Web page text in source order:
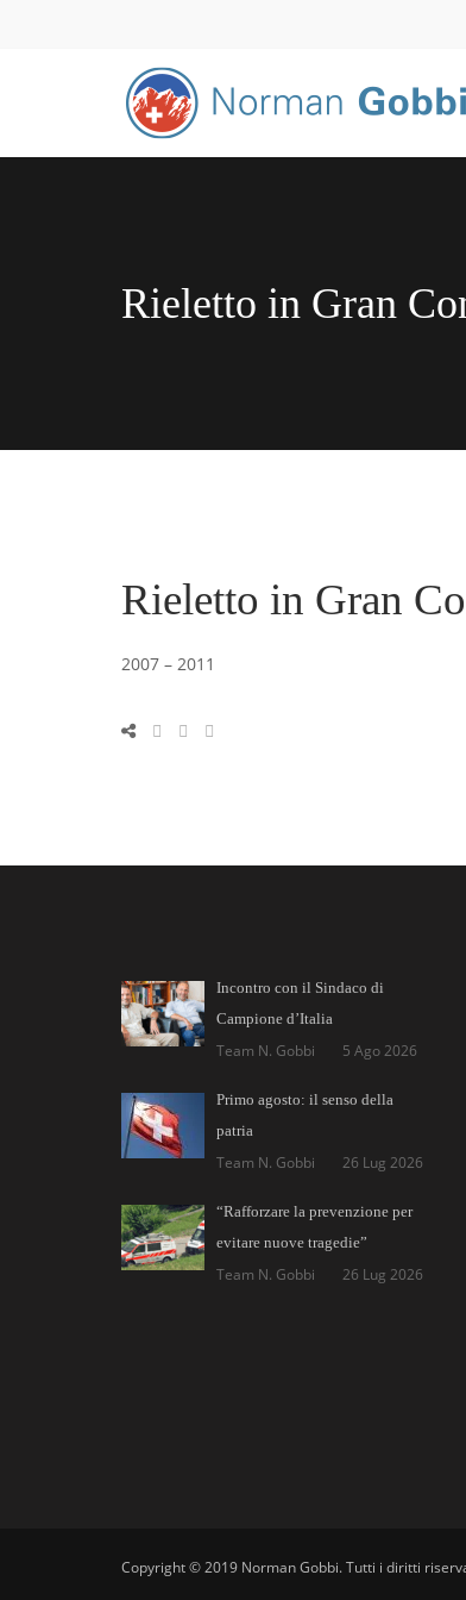
Rieletto in Gran
Rieletto in Gran
2007 – 2011
Incontro con il Sindaco di
Campione d’Italia
Team N. Gobbi 5 Ago 2026
Primo agosto: il senso della
patria
Team N. Gobbi 26 Lug 2026
“Rafforzare la prevenzione per
evitare nuove tragedie”
Team N. Gobbi 26 Lug 2026
Copyright © 2019 Norman Gobbi. Tutti i diritti